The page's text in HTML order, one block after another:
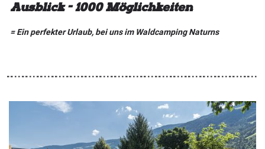
Ausblick-1000 Möglichkeiten
= Einperfekter Urlaub, bei uns im Waldcamping Naturns